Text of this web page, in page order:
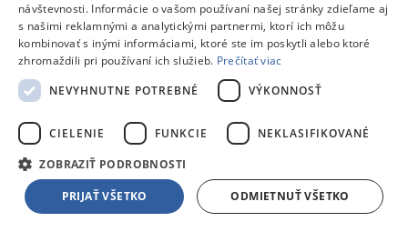
Odoberaj novinky zo sveta TPD
Páči sa ti naša ponuka?
Nezmeškaj naše akcie!
Customer Email
Súhlasím sospracovaním osobných údajovza účelom zasielania
Potvrdzujem, že som osoba staršia ako 16 rokov, prípadne, že bol
na tento účel udelený súhlas môjho zákonného zástupcu.
návštevnosti. Informácie o vašom používaní našej stránky zdieľame aj
s našimi reklamnými a analytickými partnermi, ktorí ich môžu
kombinovať s inými informáciami, ktoré ste im poskytli alebo ktoré
zhromaždili pri používaní ich služieb. Prečítať viac
NEVYHNUTNE POTREBNÉ
VÝKONNOSŤ
CIELENIE FUNKCIE NEKLASIFIKOVANÉ
ZOBRAZIŤ PODROBNOSTI
PRIJAŤ VŠETKO ODMIETNUŤ VŠETKO